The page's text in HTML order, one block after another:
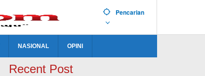
Pencarian
NASIONAL OPINI
Recent Post